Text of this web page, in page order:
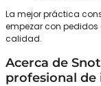
La mejor práctica
empezar con
calidad.
Acerca de
profesional